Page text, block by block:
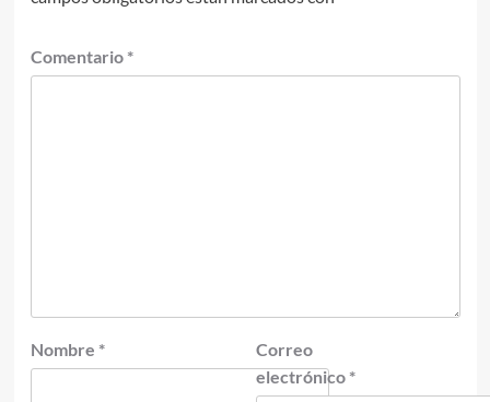
Comentario *
Nombre *
Correo
electrónico *